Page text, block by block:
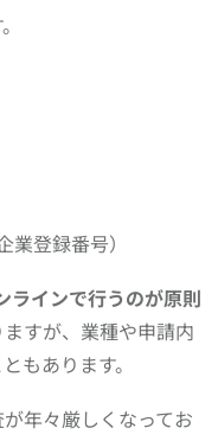
業登録番号）
ラインで行うのが原則
すが、業種や申請内
もあります。
年々厳しくなってお